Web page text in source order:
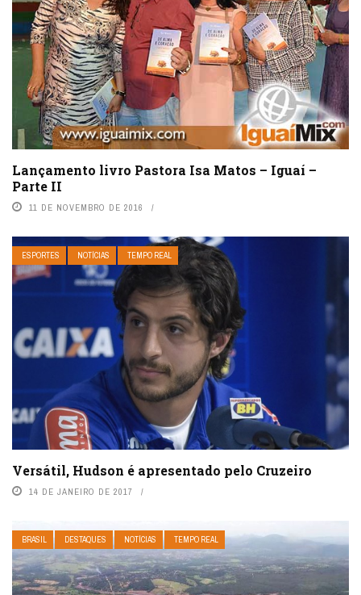
Lançamento livro Pastora Isa Matos – Iguaí –
Parte II
11 DE NOVEMBRO DE 2016
ESPORTES NOTÍCIAS TEMPO REAL
Versátil, Hudson é apresentado pelo Cruzeiro
14 DE JANEIRO DE 2017
BRASIL DESTAQUES NOTÍCIAS TEMPO REAL